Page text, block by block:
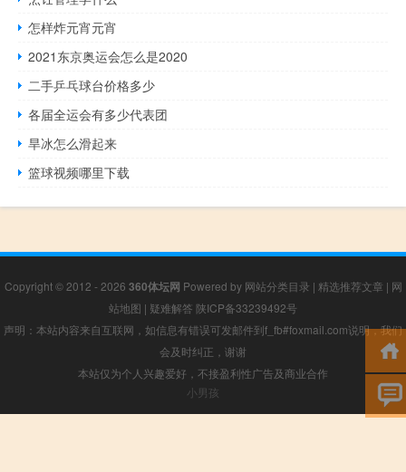
怎样炸元宵元宵
2021东京奥运会怎么是2020
二手乒乓球台价格多少
各届全运会有多少代表团
旱冰怎么滑起来
篮球视频哪里下载
Copyright © 2012 - 2026 360体坛网 Powered by 网站分类目录 | 精选推荐文章 | 网
站地图 | 疑难解答 陕ICP备33239492号
声明：本站内容来自互联网，如信息有错误可发邮件到f_fb#foxmail.com说明，我们
会及时纠正，谢谢
本站仅为个人兴趣爱好，不接盈利性广告及商业合作
小男孩